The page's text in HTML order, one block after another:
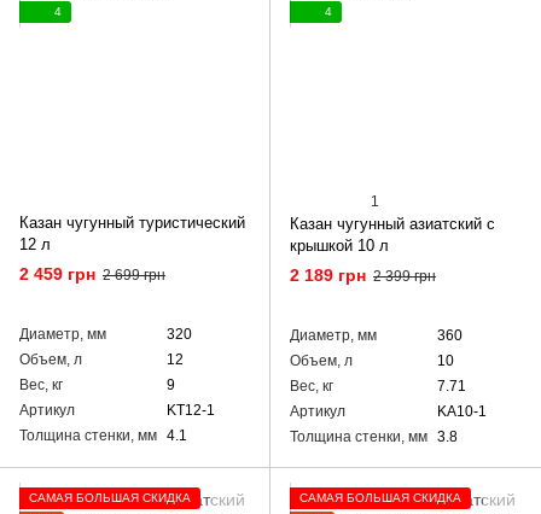
4
Казан чугунный туристический
12 л
2 459 грн 2 699 грн
Диаметр, мм
320
Объем, л
12
Вес, кг
9
Артикул
KT12-1
Толщина стенки, мм 4.1
4
1
Казан чугунный азиатский с
крышкой 10 л
2 189 грн 2 399 грн
Диаметр, мм
360
Объем, л
10
Вес, кг
7.71
Артикул
KA10-1
Толщина стенки, мм 3.8
САМАЯ БОЛЬШАЯ СКИДКА
САМАЯ БОЛЬШАЯ СКИДКА